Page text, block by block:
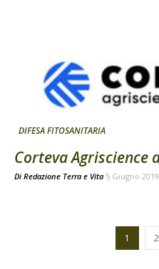
DIFESA FITOSANITARIA
Corteva Agriscience
Di Redazione Terra e Vita 5 Giugno 2019
1 2